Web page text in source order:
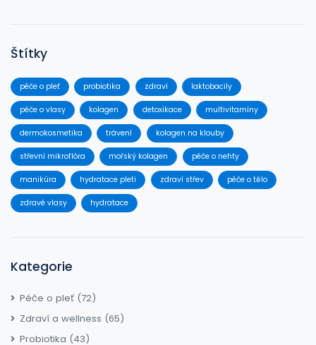
Štítky
péče o pleť probiotika zdraví laktobacily
péče o vlasy kolagen detoxikace multivitamíny
dermokosmetika trávení kolagen na klouby
střevní mikroflóra mořský kolagen péče o nehty
manikúra hydratace pleti zdraví střev péče o tělo
zdravé vlasy hydratace
Kategorie
Péče o pleť (72)
Zdraví a wellness (65)
Probiotika (43)